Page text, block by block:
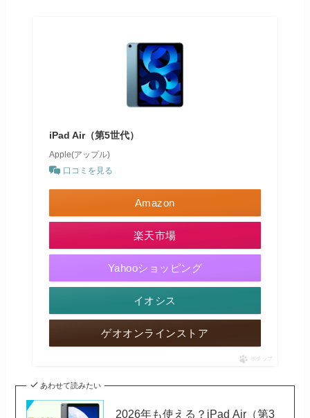
iPad Air（第5世代）
Apple(アップル)
口コミを見る
Amazon
楽天市場
Yahooショッピング
イオシス
ゲオオンラインストア
ポチップ
あわせて読みたい
2026年も使える？iPad Air（第3